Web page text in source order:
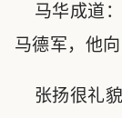
马华成道：
马德军，他
张扬很礼貌